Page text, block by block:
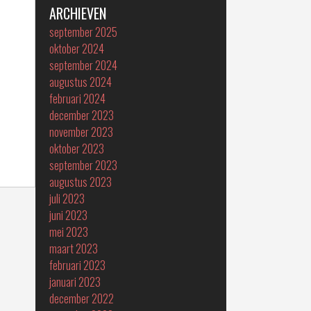
ARCHIEVEN
september 2025
oktober 2024
september 2024
augustus 2024
februari 2024
december 2023
november 2023
oktober 2023
september 2023
augustus 2023
juli 2023
juni 2023
mei 2023
maart 2023
februari 2023
januari 2023
december 2022